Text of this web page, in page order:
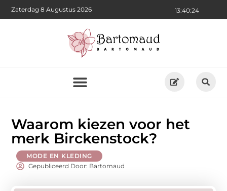
13:40:25
Zaterdag 8 Augustus 2026
Waarom kiezen voor het
merk Birckenstock?
MODE EN KLEDING
Gepubliceerd Door: Bartomaud